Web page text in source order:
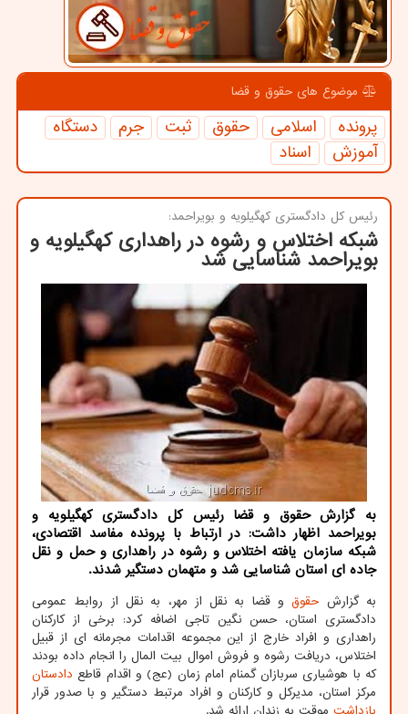
موضوع های حقوق و قضا
پرونده اسلامی حقوق ثبت جرم
دستگاه
آموزش
اسناد
رئیس كل دادگستری كهگیلویه و بویراحمد:
شبکه اختلاس و رشوه در راهداری کهگیلویه و
بویراحمد شناسایی شد
به گزارش حقوق و قضا رئیس کل دادگستری کهگیلویه و
بویراحمد اظهار داشت: در ارتباط با پرونده مفاسد اقتصادی،
شبکه سازمان یافته اختلاس و رشوه در راهداری و حمل و نقل
جاده ای استان شناسایی شد و متهمان دستگیر شدند.
به گزارش حقوقو قضا به نقل از مهر، به نقل از روابط عمومی
دادگستری استان، حسن نگین تاجی اضافه کرد: برخی از کارکنان
راهداری و افراد خارج از این مجموعه اقدامات مجرمانه ای از قبیل
اختلاس، دریافت رشوه و فروش اموال بیت المال را انجام داده بودند
که با هوشیاری سربازان گمنام امام زمان (عج) و اقدام قاطع دادستان
مرکز استان، مدیرکل و کارکنان و افراد مرتبط دستگیر و با صدور قرار